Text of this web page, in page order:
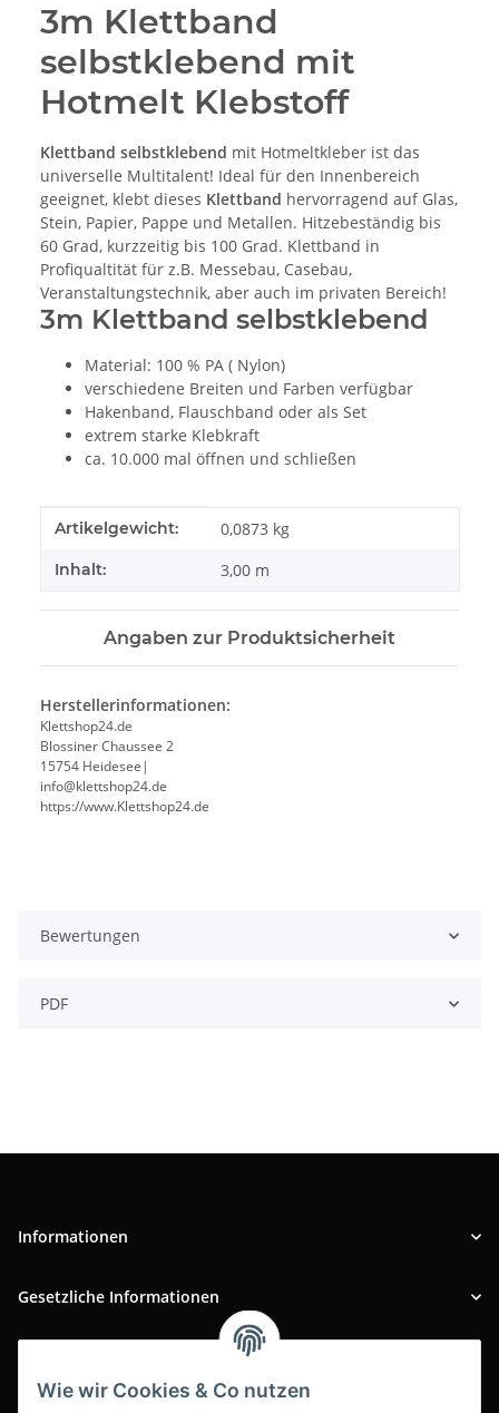
Wie wir Cookies & Co nutzen
3m Klettband
selbstklebend mit
Hotmelt Klebstoff
Klettband selbstklebend mit Hotmeltkleber ist das
universelle Multitalent! Ideal für den Innenbereich
geeignet, klebt dieses Klettband hervorragend auf Glas,
Stein, Papier, Pappe und Metallen. Hitzebeständig bis
60 Grad, kurzzeitig bis 100 Grad. Klettband in
Profiqualtität für z.B. Messebau, Casebau,
Veranstaltungstechnik, aber auch im privaten Bereich!
3m Klettband selbstklebend
Material: 100 % PA ( Nylon)
verschiedene Breiten und Farben verfügbar
Hakenband, Flauschband oder als Set
extrem starke Klebkraft
ca. 10.000 mal öffnen und schließen
Produkteigenschaft
Wert
Artikelgewicht: 0,0873 kg
Inhalt: 3,00 m
Angaben zur Produktsicherheit
Herstellerinformationen:
Klettshop24.de
Blossiner Chaussee 2
15754 Heidesee|
info@klettshop24.de
https://www.Klettshop24.de
Bewertungen
PDF
Informationen
Gesetzliche Informationen